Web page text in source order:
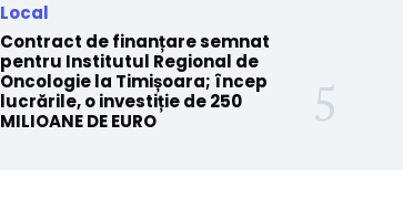
Local
Contract de finanțare semnat
pentru Institutul Regional de
Oncologie la Timișoara; încep
lucrările, o investiție de 250
MILIOANE DE EURO